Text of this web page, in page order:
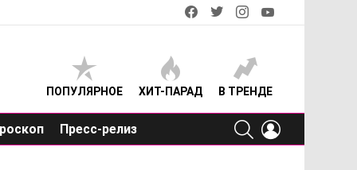
facebooktwitterinstagram
ПОПУЛЯРНОЕ ХИТ-ПАРАД В ТРЕНДЕ
Пресс-релиз
SEARCH